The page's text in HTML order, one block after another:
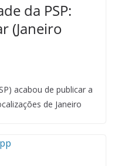
da PSP:
(Janeiro
acabou de publicar a
de Janeiro